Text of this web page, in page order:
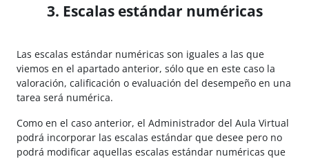
3. Escalas estándar numéricas
Las escalas estándar numéricas son iguales a las que
viemos en el apartado anterior, sólo que en este caso la
valoración, calificación o evaluación del desempeño en una
tarea será numérica.
Como en el caso anterior, el Administrador del Aula Virtual
podrá incorporar las escalas estándar que desee pero no
podrá modificar aquellas escalas estándar numéricas que